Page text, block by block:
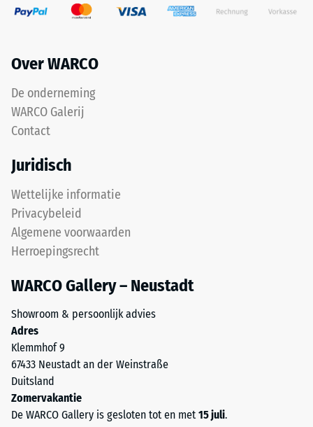
Over WARCO
De onderneming
WARCO Galerij
Contact
Juridisch
Wettelijke informatie
Privacybeleid
Algemene voorwaarden
Herroepingsrecht
WARCO Gallery – Neustadt
Showroom & persoonlijk advies
Adres
Klemmhof 9
67433 Neustadt an der Weinstraße
Duitsland
Zomervakantie
De WARCO Gallery is gesloten tot en met 15 juli.